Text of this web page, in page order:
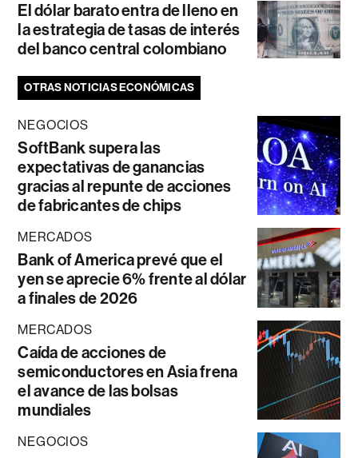
El dólar barato entra de lleno en
la estrategia de tasas de interés
del banco central colombiano
OTRAS NOTICIAS ECONÓMICAS
NEGOCIOS
SoftBank supera las
expectativas de ganancias
gracias al repunte de acciones
de fabricantes de chips
MERCADOS
Bank of America prevé que el
yen se aprecie 6% frente al dólar
a finales de 2026
MERCADOS
Caída de acciones de
semiconductores en Asia frena
el avance de las bolsas
mundiales
NEGOCIOS